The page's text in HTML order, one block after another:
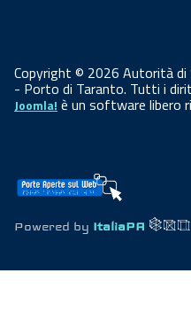
Copyright © 2026 Autorità di
- Porto di Taranto. Tutti i
Joomla! è un software libero
Powered by ItaliaPA